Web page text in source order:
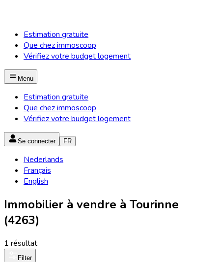
Estimation gratuite
Que chez immoscoop
Vérifiez votre budget logement
Menu
Estimation gratuite
Que chez immoscoop
Vérifiez votre budget logement
Se connecter FR
Nederlands
Français
English
Immobilier à vendre à Tourinne
(4263)
1 résultat
Filter